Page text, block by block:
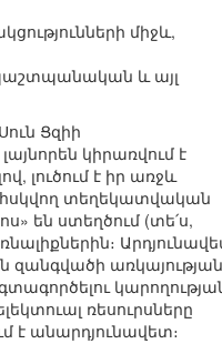
միջև,
և այլ
Ցզիի
կիրառվում է
լուծում է իր առջև
տեղեկատվական
են ստեղծում (տե՛ս,
զանգվածի առկայության
ռեսուրսները
անարդյունավետ։